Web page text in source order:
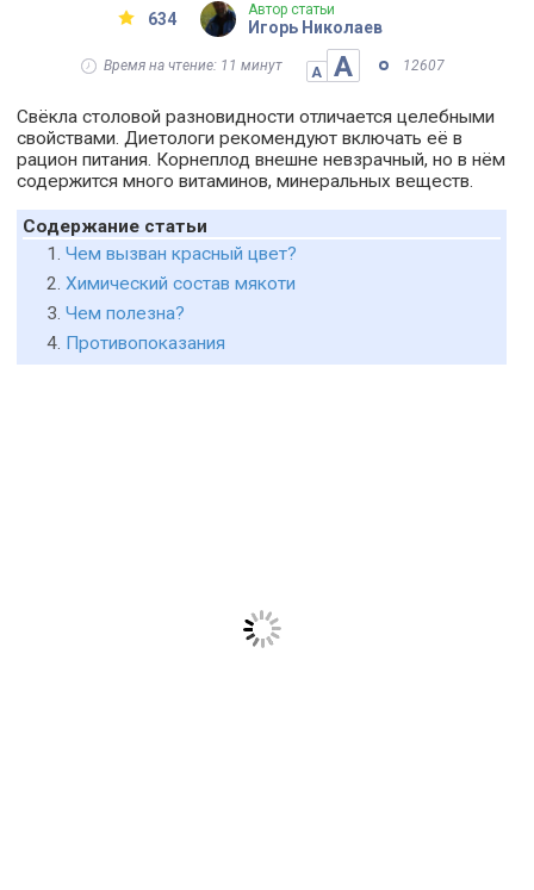
634 Автор статьи
Игорь Николаев
Время на чтение: 11 минут А А 12607
Свёкла столовой разновидности отличается целебными
свойствами. Диетологи рекомендуют включать её в
рацион питания. Корнеплод внешне невзрачный, но в нём
содержится много витаминов, минеральных веществ.
Содержание статьи
Чем вызван красный цвет?
Химический состав мякоти
Чем полезна?
Противопоказания